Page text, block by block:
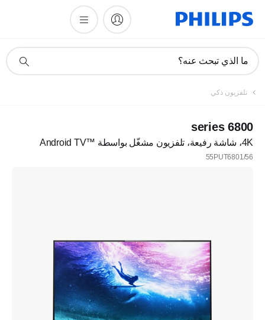
دعم
ما الذي تبحث عنه؟
تلفزيون ذكي
6800 series
4K، شاشة رفيعة، تلفزيون مشغّل بواسطة Android TV™‎
55PUT6801/56